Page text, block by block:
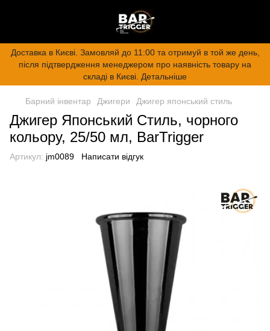
Доставка в Києві. Замовляй до 11:00 та отримуй в той же день,
після підтвердження менеджером про наявність товару на
складі в Києві. Детальніше
Барний інвентар Джигери Джигер японський стиль
Джигер Японський Стиль, чорного
кольору, 25/50 мл, BarTrigger
Артикул: jm0089 Написати відгук